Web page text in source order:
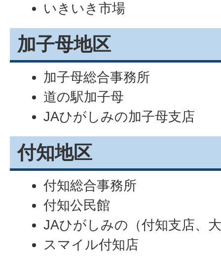
いきいき市場
加子母地区
加子母総合事務所
道の駅加子母
JAひがしみの加子母支店
付知地区
付知総合事務所
付知公民館
JAひがしみの（付知支店、
スマイル付知店